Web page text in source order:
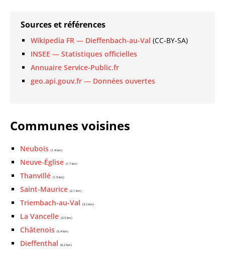
Sources et références
Wikipedia FR — Dieffenbach-au-Val (CC-BY-SA)
INSEE — Statistiques officielles
Annuaire Service-Public.fr
geo.api.gouv.fr — Données ouvertes
Communes voisines
Neubois (1.4 km)
Neuve-Église (1.7 km)
Thanvillé (1.9 km)
Saint-Maurice (2.1 km)
Triembach-au-Val (3.2 km)
La Vancelle (3.5 km)
Châtenois (5.4 km)
Dieffenthal (6.2 km)